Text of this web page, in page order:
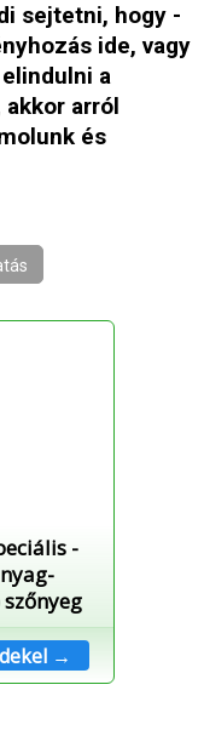
sejtetni, hogy -
ide, vagy
a
arról
és
-
→